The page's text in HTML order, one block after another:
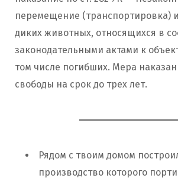
перемещение (транспортировка)
диких животных, относящихся в
законодательными актами к
том числе погибших. Мера
свободы на срок до трех лет.
Рядом с твоим домом
производство которого